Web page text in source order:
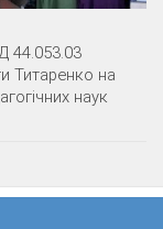
44.053.03
Титаренко на
наук